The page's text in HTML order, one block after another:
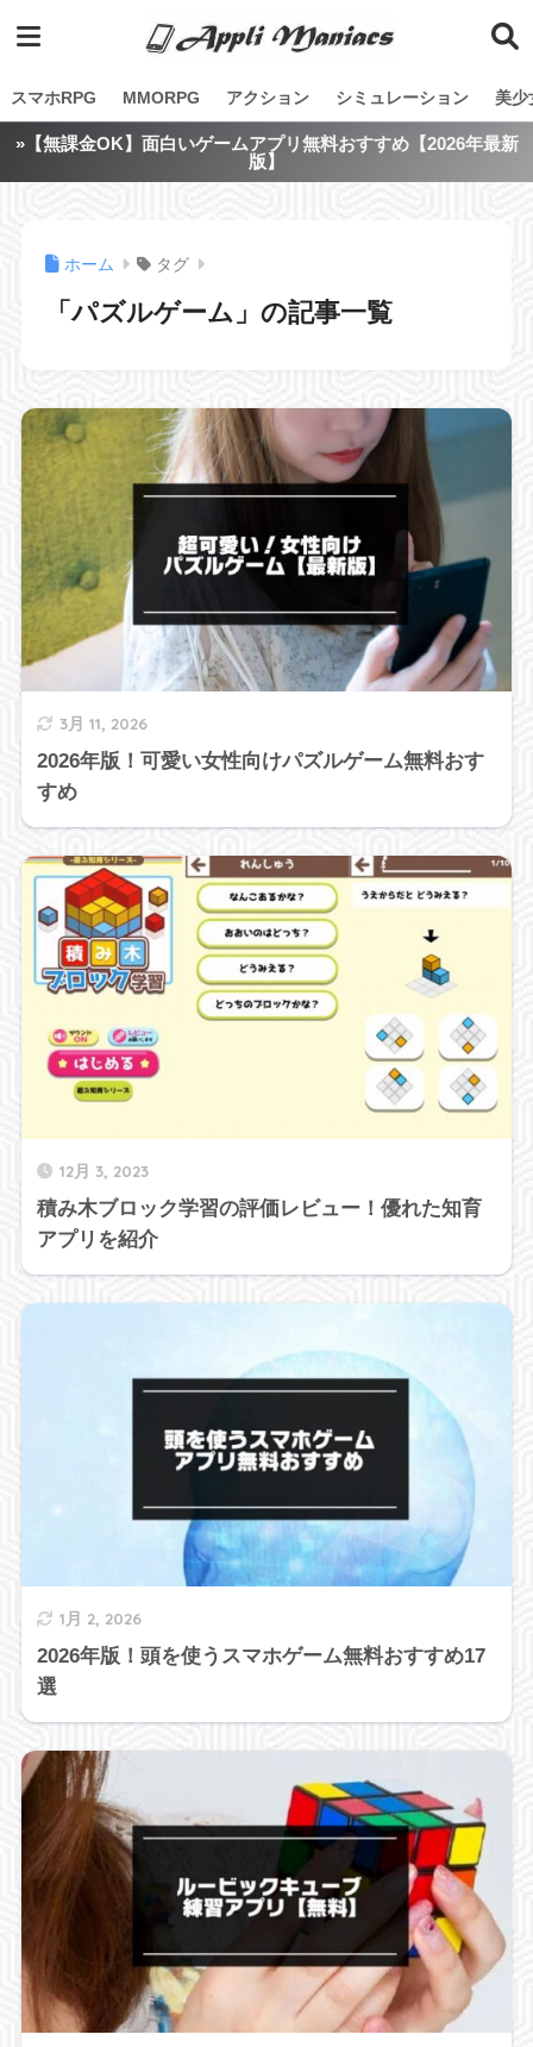
スマホRPG MMORPG アクション シミュレーション 美少
»【無課金OK】面白いゲームアプリ無料おすすめ【2026年最新
版】
ホーム タグ
「パズルゲーム」の記事一覧
3月 11, 2026
2026年版！可愛い女性向けパズルゲーム無料おす
すめ
12月 3, 2023
積み木ブロック学習の評価レビュー！優れた知育
アプリを紹介
1月 2, 2026
2026年版！頭を使うスマホゲーム無料おすすめ17
選